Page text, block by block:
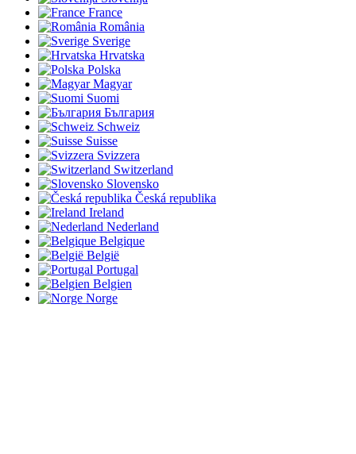
France
România
Sverige
Hrvatska
Polska
Magyar
Suomi
България
Schweiz
Suisse
Svizzera
Switzerland
Slovensko
Česká republika
Ireland
Nederland
Belgique
België
Portugal
Belgien
Norge